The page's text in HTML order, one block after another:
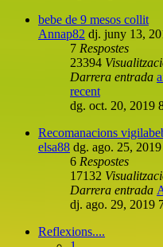
bebe de 9 mesos collit
Annap82 dj. juny 13,
7 Respostes
23394
Darrera entrada
recent
dg. oct. 20, 2019
Recomanacions
elsa88 dg. ago. 25,
6 Respostes
17132
Darrera entrada
dj. ago. 29, 2019
Reflexions....